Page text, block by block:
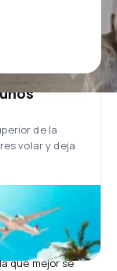
de la
volar y deja
que mejor se